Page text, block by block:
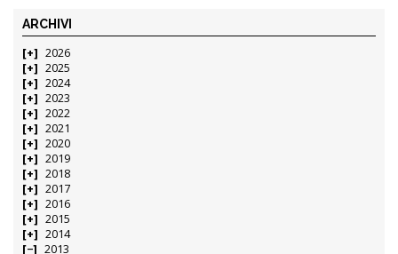
ARCHIVI
2026
2025
2024
2023
2022
2021
2020
2019
2018
2017
2016
2015
2014
2013